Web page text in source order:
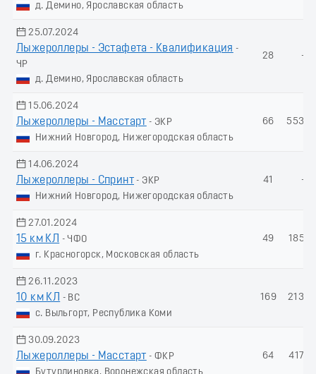
д. Демино, Ярославская область
25.07.2024
Лыжероллеры - Эстафета - Квалификация -
ЧР
д. Демино, Ярославская область
28 -
15.06.2024
Лыжероллеры - Масстарт - ЭКР
Нижний Новгород, Нижегородская область
66
14.06.2024
Лыжероллеры - Спринт - ЭКР
Нижний Новгород, Нижегородская область
41 -
27.01.2024
15 км КЛ
- ЧФО
г. Красногорск, Московская область
49
26.11.2023
10 км КЛ
- ВС
с. Выльгорт, Республика Коми
169
30.09.2023
Лыжероллеры - Масстарт - ФКР
64 417.13